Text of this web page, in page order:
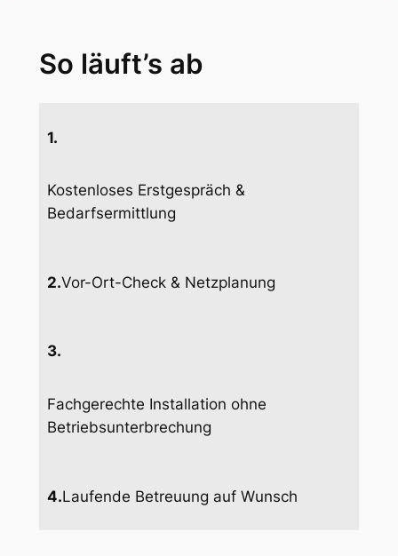
So läuft’s ab
1.
Kostenloses Erstgespräch &
Bedarfsermittlung
2.Vor-Ort-Check & Netzplanung
3.
Fachgerechte Installation ohne
Betriebsunterbrechung
4.Laufende Betreuung auf Wunsch